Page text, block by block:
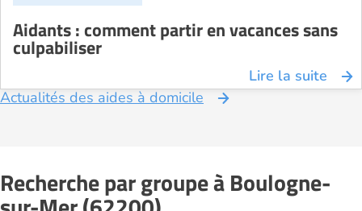
Aidants : comment partir en vacances sans
culpabiliser
Lire la suite
Actualités des aides à domicile
Recherche par groupe à Boulogne-